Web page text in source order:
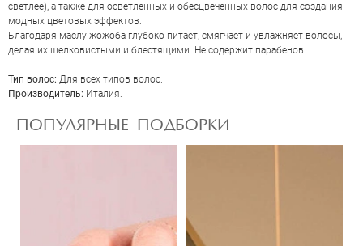
ОЦЕНКА
светлее), а также для осветленных и обесцвеченных волос для создания
модных цветовых эффектов.
Благодаря маслу жожоба глубоко питает, смягчает и увлажняет волосы,
делая их шелковистыми и блестящими. Не содержит парабенов.
Тип волос: Для всех типов волос.
Производитель: Италия.
ПОПУЛЯРНЫЕ ПОДБОРКИ